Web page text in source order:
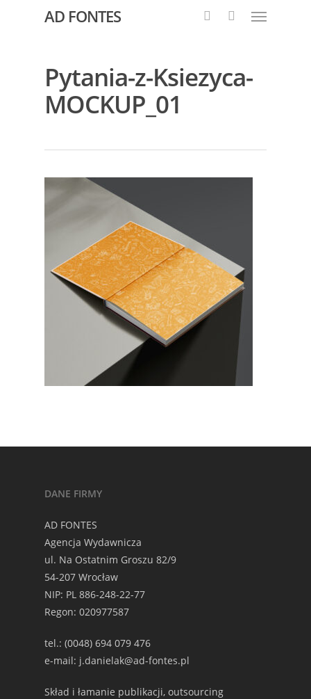
AD FONTES
Pytania-z-Ksiezyca-
MOCKUP_01
DANE FIRMY
AD FONTES
Agencja Wydawnicza
ul. Na Ostatnim Groszu 82/9
54-207 Wrocław
NIP: PL 886-248-22-77
Regon: 020977587
tel.: (0048) 694 079 476
e-mail: j.danielak@ad-fontes.pl
Skład i łamanie publikacji, outsourcing